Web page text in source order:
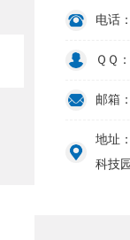
电话
ＱＱ
邮箱
地址
科技